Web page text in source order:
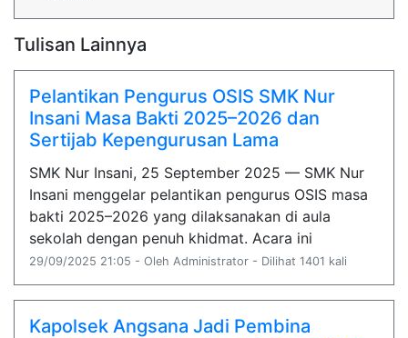
Tulisan Lainnya
Pelantikan Pengurus OSIS SMK Nur
Insani Masa Bakti 2025–2026 dan
Sertijab Kepengurusan Lama
SMK Nur Insani, 25 September 2025 — SMK Nur
Insani menggelar pelantikan pengurus OSIS masa
bakti 2025–2026 yang dilaksanakan di aula
sekolah dengan penuh khidmat. Acara ini
29/09/2025 21:05 - Oleh Administrator - Dilihat 1401 kali
Kapolsek Angsana Jadi Pembina